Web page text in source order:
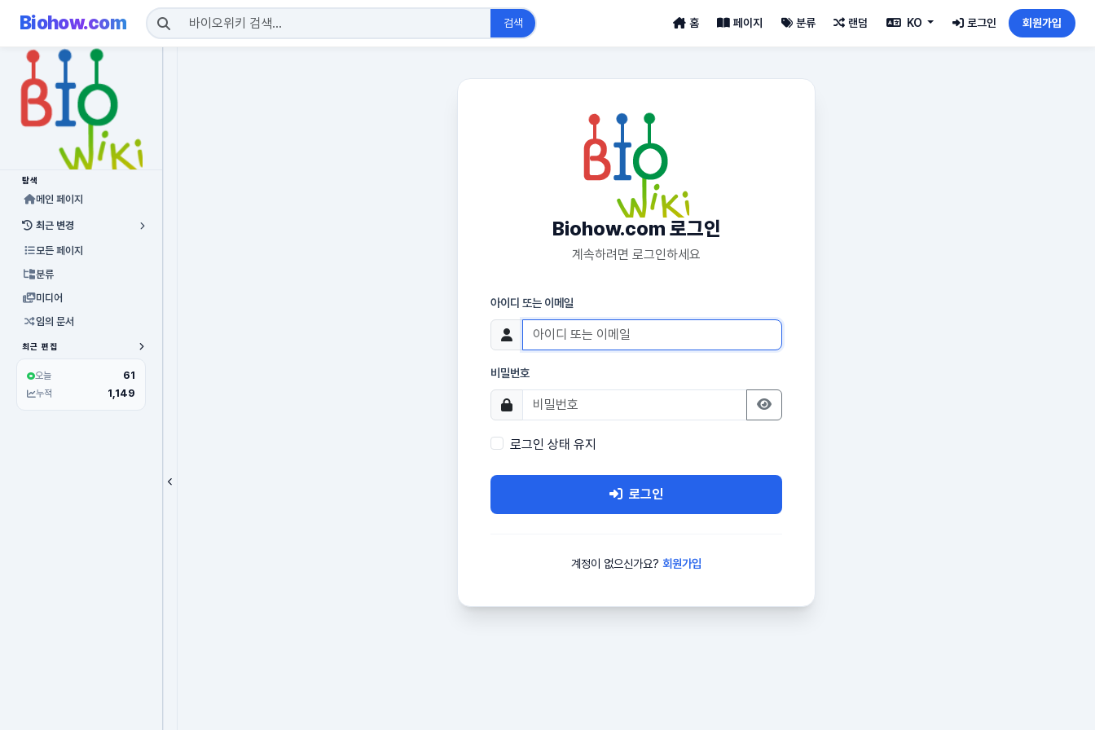
Biohow.com 검색 홈 페이지 분류 랜덤 KO 로그인 회원가입
탐색
메인 페이지
최근 변경
모든 페이지
분류
미디어
임의 문서
최근 편집
오늘 61
누적 1,149
Biohow.com 로그인
계속하려면 로그인하세요
아이디 또는 이메일
비밀번호
로그인 상태 유지
로그인
계정이 없으신가요? 회원가입